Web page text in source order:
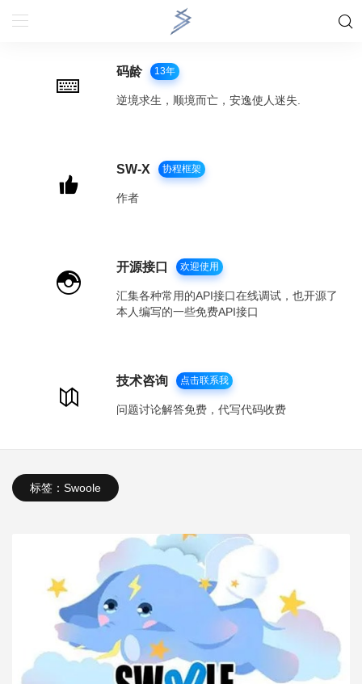
码龄 13年
逆境求生，顺境而亡，安逸使人迷失.
SW-X 协程框架
作者
开源接口 欢迎使用
汇集各种常用的API接口在线调试，也开源了
本人编写的一些免费API接口
技术咨询 点击联系我
问题讨论解答免费，代写代码收费
标签：Swoole